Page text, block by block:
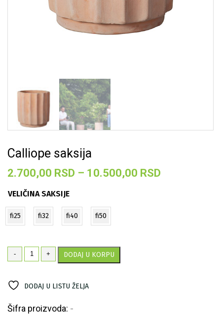
Calliope saksija
2.700,00 RSD – 10.500,00 RSD
VELIČINA SAKSIJE
fi25 fi32 fi40 fi50
-
Calliope
saksija
+ DODAJ U KORPU
DODAJ U LISTU ŽELJA
Šifra proizvoda: -